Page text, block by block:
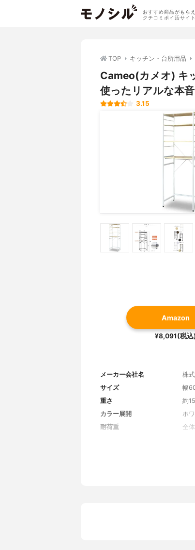
おすすめ商品がもら
クチコミポイ活サイト
TOP キッチン・台所用品
Cameo(カメオ) キ
使ったリアルな本
3.15
Amazon
¥8,091(税込
メーカー会社名
株
サイズ
幅
重さ
約
カラー展開
ホ
耐荷重
全